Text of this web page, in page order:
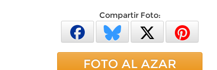
Compartir Foto:
FOTO AL AZAR